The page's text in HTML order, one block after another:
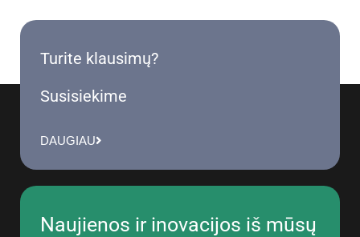
Turite klausimų?
Susisiekime
DAUGIAU
Naujienos ir inovacijos iš mūsų